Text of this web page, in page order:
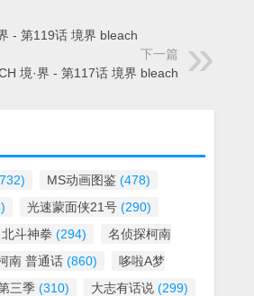
- 第119话 境界 bleach
下一篇
境·界 - 第117话 境界 bleach
MS动画图鉴 (478)
光速蒙面侠21号 (290)
北斗神拳 (294)
名侦探柯南
南 普通话 (860)
哆啦A梦
三季 (310) 大志有话说 (299)